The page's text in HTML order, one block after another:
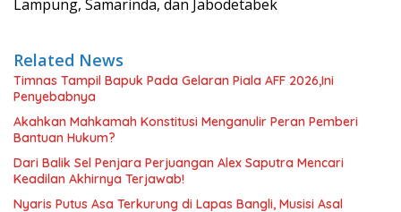
Lampung, Samarinda, dan Jabodetabek
Related News
Timnas Tampil Bapuk Pada Gelaran Piala AFF 2026,Ini
Penyebabnya
Akahkan Mahkamah Konstitusi Menganulir Peran Pemberi
Bantuan Hukum?
Dari Balik Sel Penjara Perjuangan Alex Saputra Mencari
Keadilan Akhirnya Terjawab!
Nyaris Putus Asa Terkurung di Lapas Bangli, Musisi Asal